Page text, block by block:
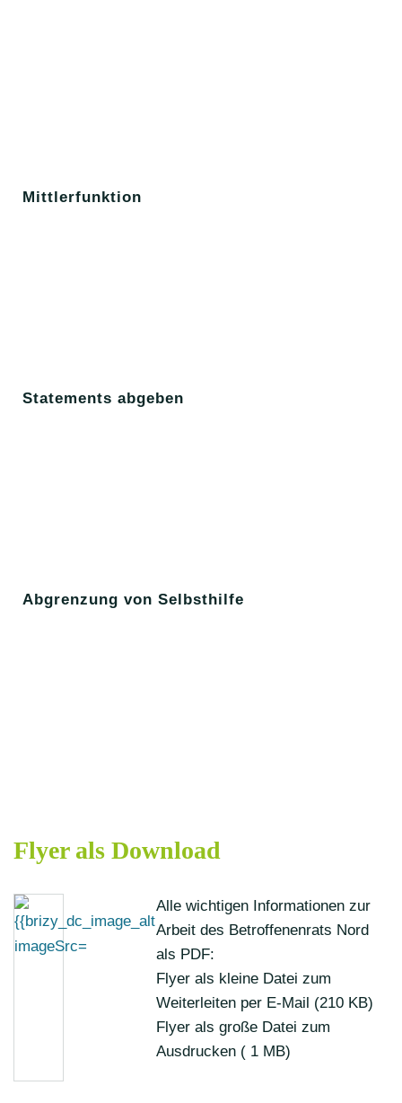
Mittlerfunktion
Statements abgeben
Abgrenzung von Selbsthilfe
Flyer als Download
Alle wichtigen Informationen zur
Arbeit des Betroffenenrats Nord
als PDF:
Flyer als kleine Datei zum
Weiterleiten per E-Mail (210 KB)
Flyer als große Datei zum
Ausdrucken ( 1 MB)